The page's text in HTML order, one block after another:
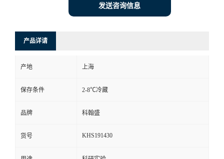
发送咨询信息
产品详请
产地 上海
保存条件 2-8℃冷藏
品牌 科翰盛
货号 KHS191430